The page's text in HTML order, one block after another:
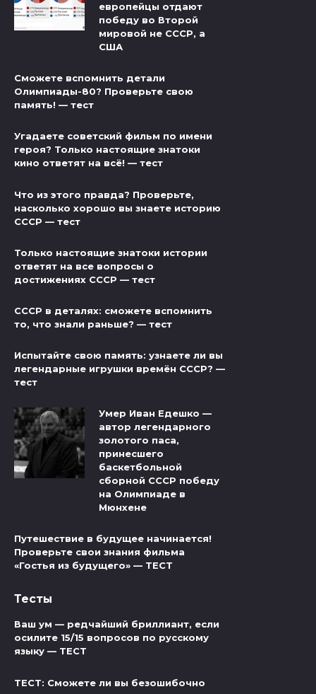
европейцы отдают
победу во Второй
мировой не СССР, а
США
Сможете вспомнить детали
Олимпиады-80? Проверьте свою
память! — тест
Угадаете советский фильм по имени
героя? Только настоящие знатоки
кино ответят на всё! — тест
Что из этого правда? Проверьте,
насколько хорошо вы знаете историю
СССР — тест
Только настоящие знатоки истории
ответят на все вопросы о
достижениях СССР — тест
СССР в деталях: сможете вспомнить
то, что знали раньше? — тест
Испытайте свою память: узнаете ли вы
легендарные игрушки времён СССР? —
тест
Умер Иван Едешко —
автор легендарного
золотого паса,
принесшего
баскетбольной
сборной СССР победу
на Олимпиаде в
Мюнхене
Путешествие в будущее начинается!
Проверьте свои знания фильма
«Гостья из будущего» — ТЕСТ
Тесты
Ваш ум — редчайший бриллиант, если
осилите 15/15 вопросов по русскому
языку — ТЕСТ
ТЕСТ: Сможете ли вы безошибочно